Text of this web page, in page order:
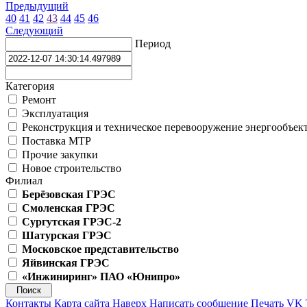
Предыдущий
40 41 42 43 44 45 46
Следующий
Период
Категория
Ремонт
Эксплуатация
Реконструкция и техническое перевооружение
Поставка МТР
Прочие закупки
Новое строительство
Филиал
Берёзовская ГРЭС
Смоленская ГРЭС
Сургутская ГРЭС-2
Шатурская ГРЭС
Московское представительство
Яйвинская ГРЭС
«Инжиниринг» ПАО «Юнипро»
Контакты Карта сайта Наверх Написать сообщение Печать VK